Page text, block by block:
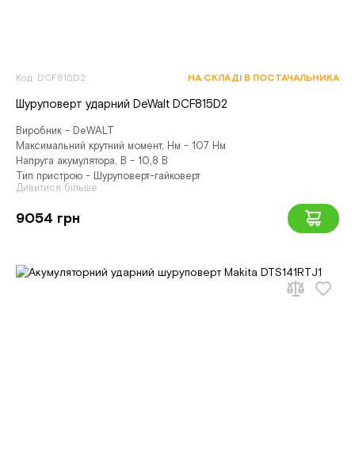
Код: DCF815D2 НА СКЛАДІ В ПОСТАЧАЛЬНИКА
Шуруповерт ударний DeWalt DCF815D2
Виробник - DeWALT
Максимальний крутний момент, Нм - 107 Нм
Напруга акумулятора, В - 10,8 В
Тип пристрою - Шуруповерт-гайковерт
Дивитися більше
9054 грн